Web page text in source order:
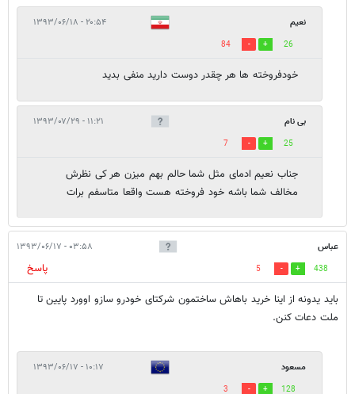
نعیم ۲۰:۵۴ - ۱۳۹۳/۰۶/۱۸
26
84
خودفروخته ها هر چقدر دوست دارید منفی بدید
بی نام ۱۱:۲۱ - ۱۳۹۳/۰۷/۲۹
25
7
جناب نعیم ادمای مثل شما حالم بهم میزن هر کی نظرش
مخالف شما باشه خود فروخته هست واقعا متاسفم برات
عباس ۰۳:۵۸ - ۱۳۹۳/۰۶/۱۷
438
5
پاسخ
باید یدونه از اینا خرید باهاش ساختمون شرکتای خودرو سازو اوورد پایین تا
ملت دعات کنن.
مسعود ۱۰:۱۷ - ۱۳۹۳/۰۶/۱۷
128
3